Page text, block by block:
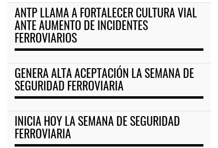
ANTP LLAMA A FORTALECER CULTURA VIAL
ANTE AUMENTO DE INCIDENTES
FERROVIARIOS
GENERA ALTA ACEPTACIÓN LA SEMANA DE
SEGURIDAD FERROVIARIA
INICIA HOY LA SEMANA DE SEGURIDAD
FERROVIARIA